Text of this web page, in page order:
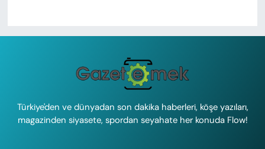
Türkiye'den ve dünyadan son dakika haberleri, köşe yazıları,
magazinden siyasete, spordan seyahate her konuda Flow!